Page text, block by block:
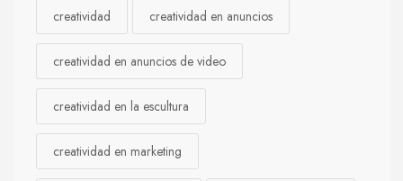
creatividad creatividad en anuncios
creatividad en anuncios de video
creatividad en la escultura
creatividad en marketing